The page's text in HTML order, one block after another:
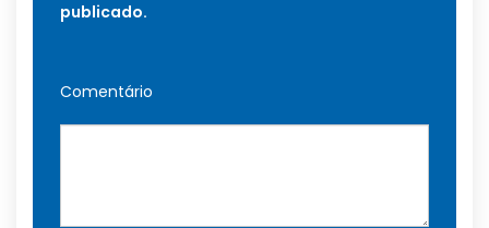
publicado.
Comentário